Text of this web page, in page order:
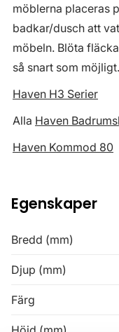
möblerna placeras
badkar/dusch att
möbeln. Blöta
så snart som möjligt.
Haven H3 Serier
Alla Haven
Haven Kommod 80
Egenskaper
Bredd (mm)
Djup (mm)
Färg